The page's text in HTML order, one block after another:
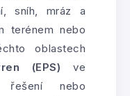
sníh, mráz a
terénem nebo
oblastech
(EPS) ve
řešení nebo